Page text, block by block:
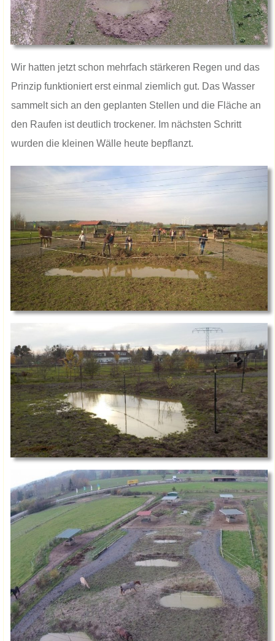
Wir hatten jetzt schon mehrfach stärkeren Regen und das
Prinzip funktioniert erst einmal ziemlich gut. Das Wasser
sammelt sich an den geplanten Stellen und die Fläche an
den Raufen ist deutlich trockener. Im nächsten Schritt
wurden die kleinen Wälle heute bepflanzt.